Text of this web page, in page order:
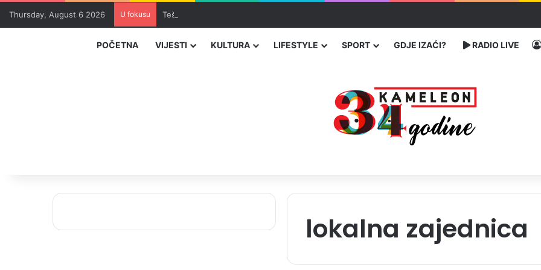
Thursday, August 6 2026 U fokusu Teška saobraćajna nesreća u Banovićima, poginuo 60-godišnji vozač
POČETNA VIJESTI KULTURA LIFESTYLE SPORT GDJE IZAĆI? RADIO LIVE
lokalna zajednica